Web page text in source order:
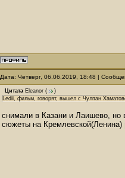
Дата: Четверг, 06.06.2019, 18:48 |
Цитата Eleanor (
)
Ledii, фильм, говорят, вышел с Чулпан
снимали в Казани и Лаишево, но
сюжеты на